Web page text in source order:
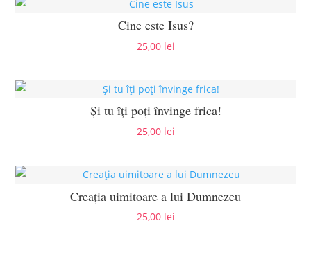
Cine este Isus?
25,00 lei
Și tu îți poți învinge frica!
25,00 lei
Creaţia uimitoare a lui Dumnezeu
25,00 lei